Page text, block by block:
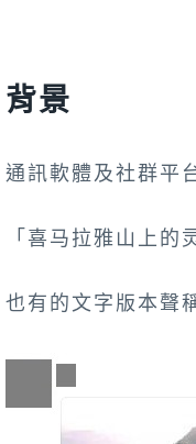
背景
通訊軟體及社群平
「喜马拉雅山上
也有的文字版本聲